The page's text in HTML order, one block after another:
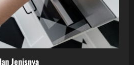
Jenisnya